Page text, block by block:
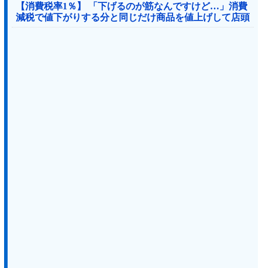
【消費税率1％】 「下げるのが筋なんですけど…」消費
減税で値下がりする分と同じだけ商品を値上げして店頭
価格を変えない店も